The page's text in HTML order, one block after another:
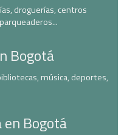
droguerías, centros
Bogotá
música, deportes,
Bogotá